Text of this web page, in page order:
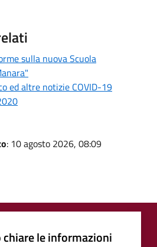
sulla nuova Scuola
ed altre notizie COVID-19
: 10 agosto 2026, 08:09
chiare le informazioni